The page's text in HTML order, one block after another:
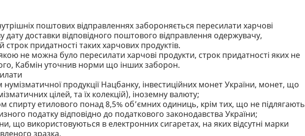
поштових відправленнях забороняється пересилати харчові
доставки відповідного поштового відправлення одержувачу,
строк придатності таких харчових продуктів.
не можна було пересилати харчові продукти, строк придатності яких не
Кабмін уточнив норми що інших заборон.
нумізматичної продукції Нацбанку, інвестиційних монет України, монет, що
цілей, та їх колекцій), іноземну валюту;
спирту етилового понад 8,5% об’ємних одиниць, крім тих, що не підлягають
податку відповідно до податкового законодавства України;
що використовуються в електронних сигаретах, на яких відсутні марки
зразка.